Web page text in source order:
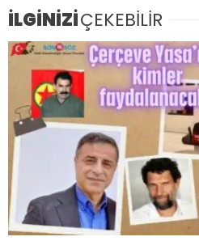
İLGİNİZİÇEKEBİLİR